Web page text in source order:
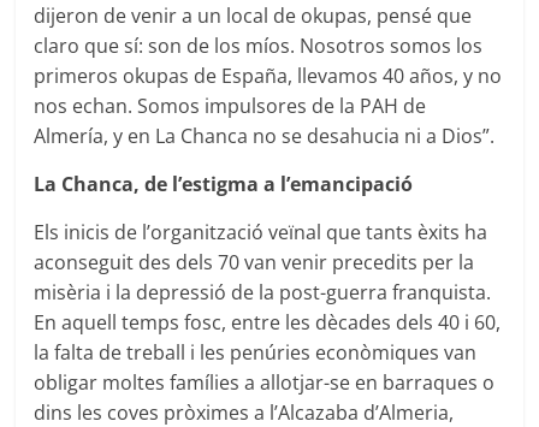
dijeron de venir a un local de okupas, pensé que
claro que sí: son de los míos. Nosotros somos los
primeros okupas de España, llevamos 40 años, y no
nos echan. Somos impulsores de la PAH de
Almería, y en La Chanca no se desahucia ni a Dios”.
La Chanca, de l’estigma a l’emancipació
Els inicis de l’organització veïnal que tants èxits ha
aconseguit des dels 70 van venir precedits per la
misèria i la depressió de la post-guerra franquista.
En aquell temps fosc, entre les dècades dels 40 i 60,
la falta de treball i les penúries econòmiques van
obligar moltes famílies a allotjar-se en barraques o
dins les coves pròximes a l’Alcazaba d’Almeria,